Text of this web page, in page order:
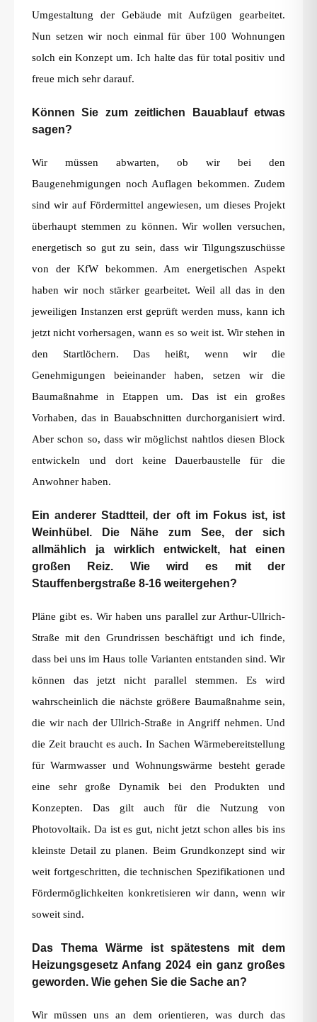
Umgestaltung der Gebäude mit Aufzügen gearbeitet.
Nun setzen wir noch einmal für über 100 Wohnungen
solch ein Konzept um. Ich halte das für total positiv und
freue mich sehr darauf.
Können Sie zum zeitlichen Bauablauf etwas
sagen?
Wir müssen abwarten, ob wir bei den
Baugenehmigungen noch Auflagen bekommen. Zudem
sind wir auf Fördermittel angewiesen, um dieses Projekt
überhaupt stemmen zu können. Wir wollen versuchen,
energetisch so gut zu sein, dass wir Tilgungszuschüsse
von der KfW bekommen. Am energetischen Aspekt
haben wir noch stärker gearbeitet. Weil all das in den
jeweiligen Instanzen erst geprüft werden muss, kann ich
jetzt nicht vorhersagen, wann es so weit ist. Wir stehen in
den Startlöchern. Das heißt, wenn wir die
Genehmigungen beieinander haben, setzen wir die
Baumaßnahme in Etappen um. Das ist ein großes
Vorhaben, das in Bauabschnitten durchorganisiert wird.
Aber schon so, dass wir möglichst nahtlos diesen Block
entwickeln und dort keine Dauerbaustelle für die
Anwohner haben.
Ein anderer Stadtteil, der oft im Fokus ist, ist
Weinhübel. Die Nähe zum See, der sich
allmählich ja wirklich entwickelt, hat einen
großen Reiz. Wie wird es mit der
Stauffenbergstraße 8-16 weitergehen?
Pläne gibt es. Wir haben uns parallel zur Arthur-Ullrich-
Straße mit den Grundrissen beschäftigt und ich finde,
dass bei uns im Haus tolle Varianten entstanden sind. Wir
können das jetzt nicht parallel stemmen. Es wird
wahrscheinlich die nächste größere Baumaßnahme sein,
die wir nach der Ullrich-Straße in Angriff nehmen. Und
die Zeit braucht es auch. In Sachen Wärmebereitstellung
für Warmwasser und Wohnungswärme besteht gerade
eine sehr große Dynamik bei den Produkten und
Konzepten. Das gilt auch für die Nutzung von
Photovoltaik. Da ist es gut, nicht jetzt schon alles bis ins
kleinste Detail zu planen. Beim Grundkonzept sind wir
weit fortgeschritten, die technischen Spezifikationen und
Fördermöglichkeiten konkretisieren wir dann, wenn wir
soweit sind.
Das Thema Wärme ist spätestens mit dem
Heizungsgesetz Anfang 2024 ein ganz großes
geworden. Wie gehen Sie die Sache an?
Wir müssen uns an dem orientieren, was durch das